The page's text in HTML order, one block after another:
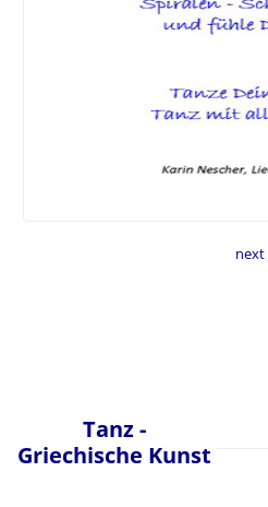
next
Tanz -
Griechische Kunst